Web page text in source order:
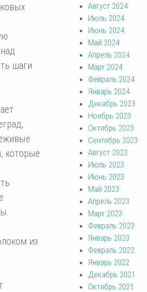
шаги
которые
из
Август 2024
Июль 2024
Июнь 2024
Май 2024
Апрель 2024
Март 2024
Февраль 2024
Январь 2024
Декабрь 2023
Ноябрь 2023
Октябрь 2023
Сентябрь 2023
Август 2023
Июль 2023
Июнь 2023
Май 2023
Апрель 2023
Март 2023
Февраль 2023
Январь 2023
Февраль 2022
Январь 2022
Декабрь 2021
Октябрь 2021